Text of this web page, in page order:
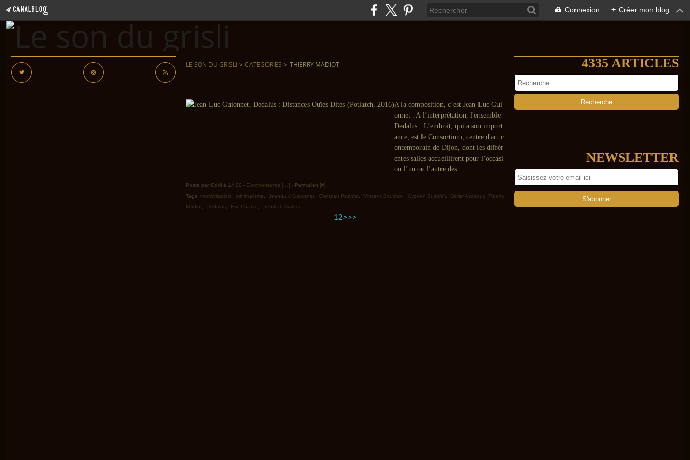
Connexion + Créer mon blog
LE SON DU GRISLI > CATEGORIES > THIERRY MADIOT
A la composition, c’est Jean-Luc Gui
onnet . A l’interprétation, l'ensemble
Dedalus . L’endroit, qui a son import
ance, est le Consortium, centre d'art c
ontemporain de Dijon, dont les différ
entes salles accueillirent pour l’occasi
on l’un ou l’autre des...
Posté par Grisli à 14:00 - Commentaires [ ] - Permalien [#]
Tags: improvisation minimalisme Jean-Luc Guionnet Christian Pruvost Vincent Bouchot Cyprien Busolini Didier Aschour, Thierry
Madiot
Dedalus Eric Chalan Deborah Walker
12>>>
4335 ARTICLES
NEWSLETTER